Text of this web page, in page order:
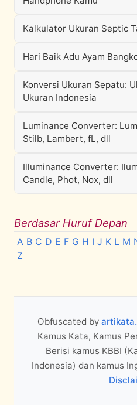
Kalkulator Ukuran Septic
Hari Baik Adu Ayam
Konversi Ukuran Sepatu:
Ukuran Indonesia
Luminance Converter:
Stilb, Lambert, fL, dll
Illuminance Converter:
Candle, Phot, Nox, dll
Berdasar Huruf Depan
A B C D E F G H I J K L M
Z
Obfuscated by
Kamus Kata, Kamus
Berisi kamus KBBI
Indonesia) dan kamus